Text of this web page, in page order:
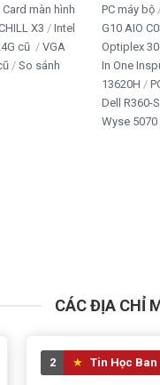
Card màn hình
X3
Intel
cũ
VGA
So sánh
PC máy bộ
G10 AIO
Optiplex
In One
13620H
Dell R360-
Wyse 5070
CÁC ĐỊA CHỈ
2 Tin Học Ban